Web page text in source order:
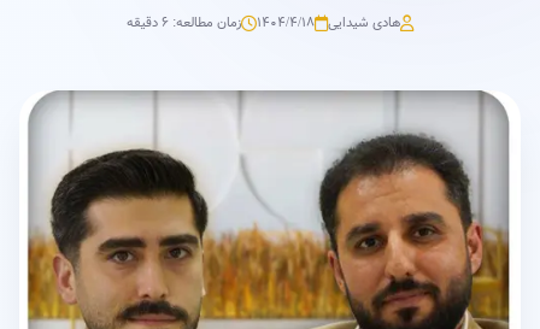
هادی شیدایی ۱۴۰۴/۴/۱۸ زمان مطالعه: 6 دقیقه